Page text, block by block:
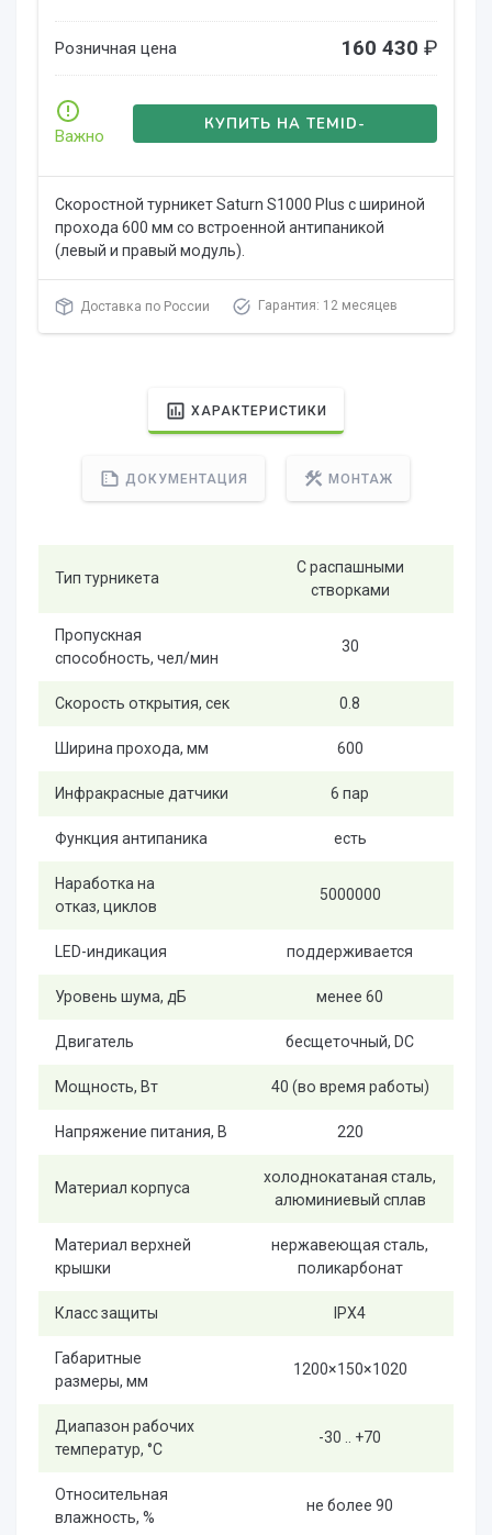
Розничная цена 160 430 ₽
Важно
КУПИТЬ НА TEMID-
Скоростной турникет Saturn S1000 Plus с шириной
прохода 600 мм со встроенной антипаникой
(левый и правый модуль).
Доставка по России Гарантия: 12 месяцев
ХАРАКТЕРИСТИКИ
ДОКУМЕНТАЦИЯ МОНТАЖ
Тип турникета
С распашными
створками
Пропускная
способность, чел/мин
30
Скорость открытия, сек 0.8
Ширина прохода, мм 600
Инфракрасные датчики 6 пар
Функция антипаника есть
Наработка на
отказ, циклов
5000000
LED-индикация поддерживается
Уровень шума, дБ менее 60
Двигатель бесщеточный, DC
Мощность, Вт 40 (во время работы)
Напряжение питания, В 220
Материал корпуса
холоднокатаная сталь,
алюминиевый сплав
Материал верхней
крышки
нержавеющая сталь,
поликарбонат
Класс защиты IPX4
Габаритные
размеры, мм
1200×150×1020
Диапазон рабочих
температур, °C
-30 .. +70
Относительная
влажность, %
не более 90